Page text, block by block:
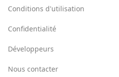
Conditions d'utilisation
Confidentialité
Développeurs
Nous contacter